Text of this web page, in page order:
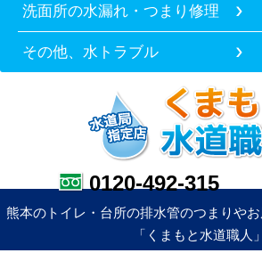
洗面所の水漏れ・つまり修理
その他、水トラブル
0120-492-315
熊本のトイレ・台所の排水管のつまりや
「くまもと水道職人」